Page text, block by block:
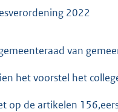
2022
van
het voorstel het
op de artikelen